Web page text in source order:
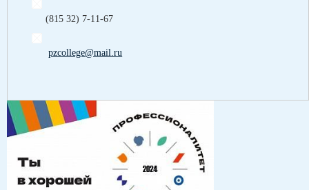
(815 32) 7-11-67
pzcollege@mail.ru